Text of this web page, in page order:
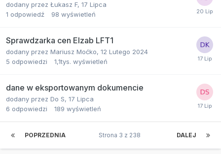
dodany przez Łukasz F, 17 Lipca
1 odpowiedź 98 wyświetleń
Sprawdzarka cen Elzab LFT1
dodany przez Mariusz Moćko, 12 Lutego 2024
5 odpowiedzi 1,1tys. wyświetleń
dane w eksportowanym dokumencie
dodany przez Do S, 17 Lipca
6 odpowiedzi 189 wyświetleń
POPRZEDNIA DALEJ
Strona 3 z 238